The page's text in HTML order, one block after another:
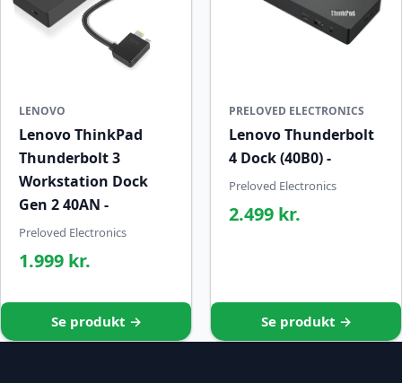
LENOVO
Lenovo ThinkPad
Thunderbolt 3
Workstation Dock
Gen 2 40AN -
Preloved Electronics
1.999 kr.
Se produkt →
PRELOVED ELECTRONICS
Lenovo Thunderbolt
4 Dock (40B0) -
Preloved Electronics
2.499 kr.
Se produkt →